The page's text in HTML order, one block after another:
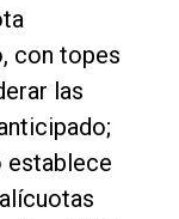
con topes
las
establece